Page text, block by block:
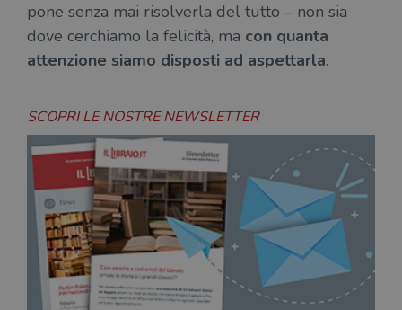
pone senza mai risolverla del tutto – non sia
dove cerchiamo la felicità, ma con quanta
attenzione siamo disposti ad aspettarla.
SCOPRI LE NOSTRE NEWSLETTER